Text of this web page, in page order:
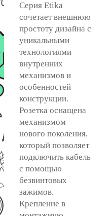
Серия Etika
сочетает внешнюю
простоту дизайна с
уникальными
технологиями
внутренних
механизмов и
особенностей
конструкции.
Розетка оснащена
механизмом
нового поколения,
который позволяет
подключить кабель
с помощью
безвинтовых
зажимов.
Крепление в